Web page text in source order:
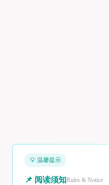
💡 温馨提示
📌 阅读须知Rules & Notice